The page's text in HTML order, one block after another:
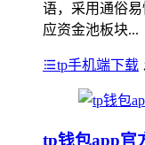
语，采用通俗
应资金池板块...
tp手机端下载
tp钱包app官